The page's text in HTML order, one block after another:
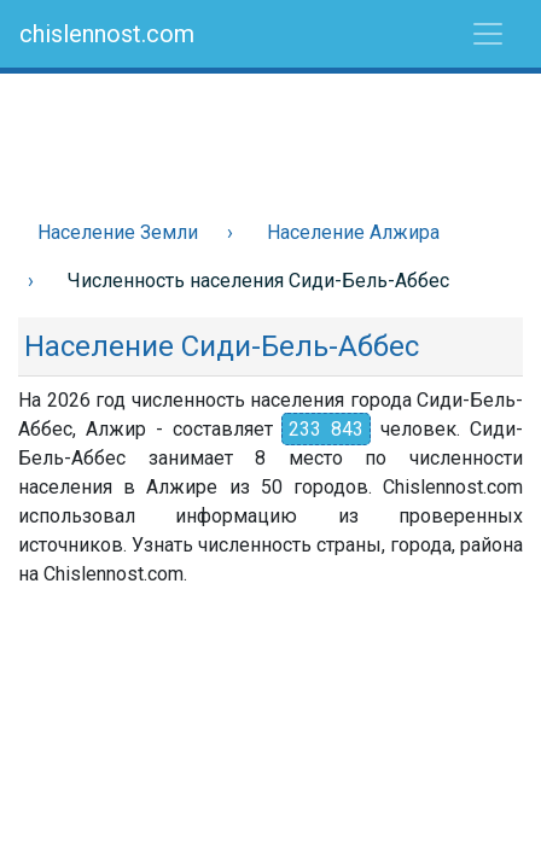
chislennost.com
Население Земли Население Алжира
Численность населения Сиди-Бель-Аббес
Население Сиди-Бель-Аббес
На 2026 год численность населения города Сиди-Бель-
Аббес, Алжир - составляет 233 843
человек. Сиди-
Бель-Аббес занимает 8 место по численности
населения в Алжире из 50 городов. Chislennost.com
использовал информацию из проверенных
источников. Узнать численность страны, города, района
на Chislennost.com.